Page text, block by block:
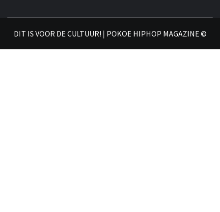
DIT IS VOOR DE CULTUUR! | POKOE HIPHOP MAGAZINE ©